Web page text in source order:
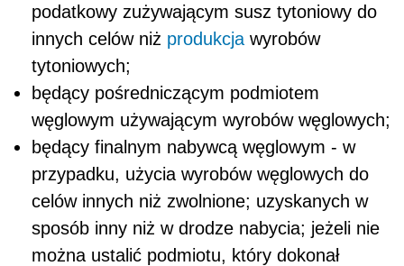
podatkowy zużywającym susz tytoniowy do
innych celów niż produkcja wyrobów
tytoniowych;
będący pośredniczącym podmiotem
węglowym używającym wyrobów węglowych;
będący finalnym nabywcą węglowym - w
przypadku, użycia wyrobów węglowych do
celów innych niż zwolnione; uzyskanych w
sposób inny niż w drodze nabycia; jeżeli nie
można ustalić podmiotu, który dokonał